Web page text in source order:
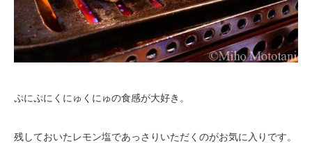
ぷにぷにくにゅくにゅの食感が大好き。
残しておいたレモン塩であっさりいただくのがお気に入りです。